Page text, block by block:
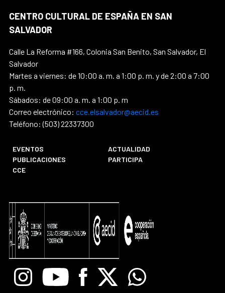
CENTRO CULTURAL DE ESPAÑA EN SAN
SALVADOR
Calle La Reforma #166, Colonia San Benito, San Salvador, El
Salvador
Martes a viernes: de 10:00 a. m. a 1:00 p. m. y de 2:00 a 7:00
p. m.
Sábados: de 09:00 a. m. a 1:00 p. m
Correo electrónico: cce.elsalvador@aecid.es
Teléfono: (503) 22337300
EVENTOS
ACTUALIDAD
PUBLICACIONES
PARTICIPA
CCE
InstagramYoutube Facebook
X Whatsapp